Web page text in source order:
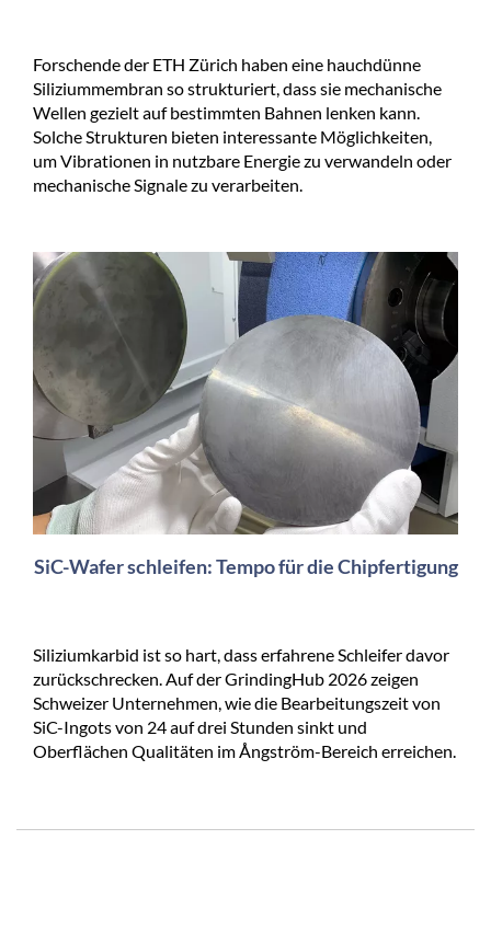
Forschende der ETH Zürich haben eine hauchdünne
Siliziummembran so strukturiert, dass sie mechanische
Wellen gezielt auf bestimmten Bahnen lenken kann.
Solche Strukturen bieten interessante Möglichkeiten,
um Vibrationen in nutzbare Energie zu verwandeln oder
mechanische Signale zu verarbeiten.
SiC-Wafer schleifen: Tempo für die Chipfertigung
Siliziumkarbid ist so hart, dass erfahrene Schleifer davor
zurückschrecken. Auf der GrindingHub 2026 zeigen
Schweizer Unternehmen, wie die Bearbeitungszeit von
SiC-Ingots von 24 auf drei Stunden sinkt und
Oberflächen Qualitäten im Ångström-Bereich erreichen.